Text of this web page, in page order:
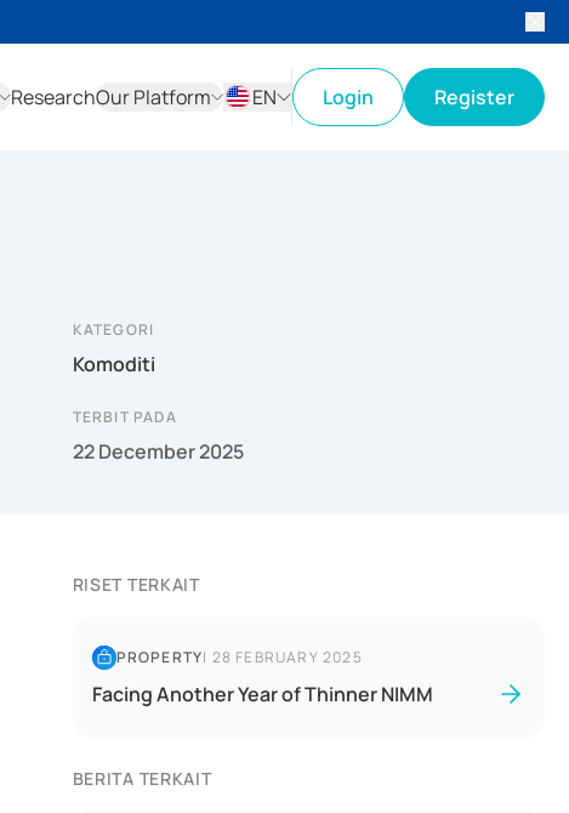
ResearchOur Platform
EN
Login Register
KATEGORI
Komoditi
TERBIT PADA
22 December 2025
RISET TERKAIT
PROPERTY| 28 FEBRUARY 2025
Facing Another Year of Thinner NIMM
BERITA TERKAIT